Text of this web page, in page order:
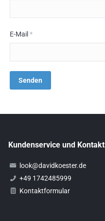
E-Mail *
Kundenservice und Kontakt
look@davidkoester.de
+49 1742485999
Kontaktformular